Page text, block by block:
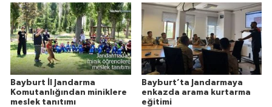
Bayburt İl Jandarma
Komutanlığından miniklere
meslek tanıtımı
Bayburt’ta Jandarmaya
enkazda arama kurtarma
eğitimi